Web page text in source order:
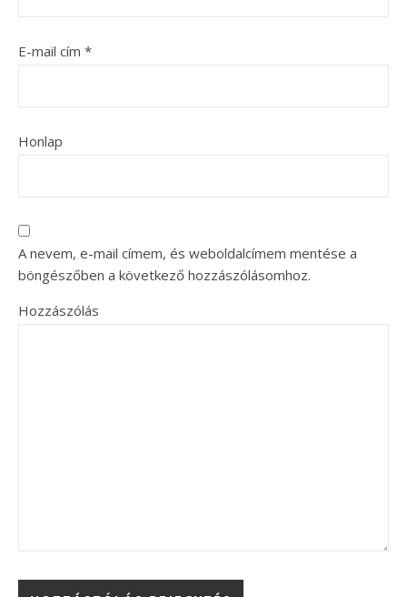
E-mail cím *
Honlap
A nevem, e-mail címem, és weboldalcímem mentése a
böngészőben a következő hozzászólásomhoz.
Hozzászólás